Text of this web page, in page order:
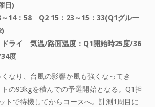
日)
～14：58 Q2 15：23～15：33(Q1グルー
ライ 気温/路面温度：Q1開始時25度/36
度
なり、台風の影響か風も強くなってき
の93kgを積んでの予選開始となる。Q1担
トで待機してからコースへ。計測1周目に